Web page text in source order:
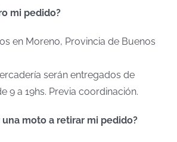
mi pedido?
en Moreno, Provincia de Buenos
serán entregados de
9 a 19hs. Previa coordinación.
una moto a retirar mi pedido?